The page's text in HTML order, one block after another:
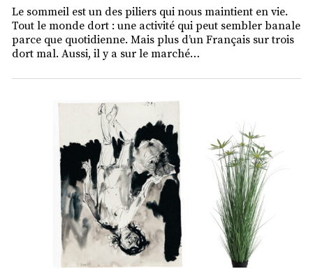
Le sommeil est un des piliers qui nous maintient en vie.
Tout le monde dort : une activité qui peut sembler banale
parce que quotidienne. Mais plus d’un Français sur trois
dort mal. Aussi, il y a sur le marché…